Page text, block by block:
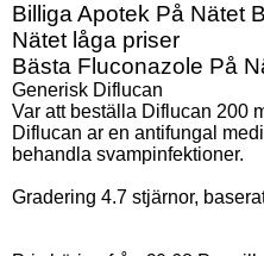
Billiga Apotek På Nätet
Nätet låga priser
Bästa Fluconazole På
Generisk Diflucan
Var att beställa Diflucan 200
Diflucan ar en antifungal
behandla svampinfektioner.
Gradering 4.7 stjärnor,